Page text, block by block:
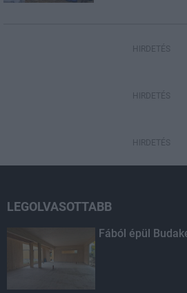
HIRDETÉS
HIRDETÉS
HIRDETÉS
LEGOLVASOTTABB
Fából épül